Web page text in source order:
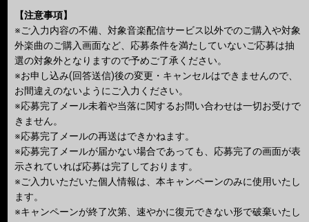
【注意事項】
※ご入力内容の不備、対象音楽配信サービス以外でのご購入や対象
外楽曲のご購入画面など、応募条件を満たしていないご応募は抽
選の対象外となりますので予めご了承ください。
※お申し込み(回答送信)後の変更・キャンセルはできませんので、
お間違えのないようにご入力ください。
※応募完了メール未着や当落に関するお問い合わせは一切お受けで
きません。
※応募完了メールの再送はできかねます。
※応募完了メールが届かない場合であっても、応募完了の画面が表
示されていれば応募は完了しております。
※ご入力いただいた個人情報は、本キャンペーンのみに使用いたし
ます。
※キャンペーンが終了次第、速やかに復元できない形で破棄いたし